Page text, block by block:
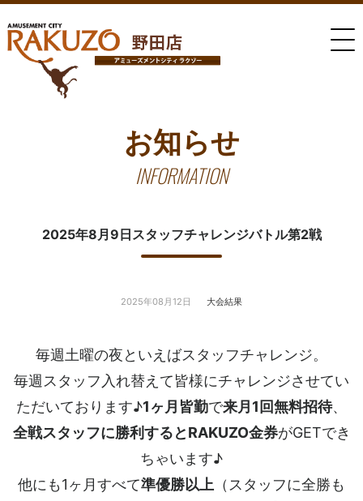
お知らせ
INFORMATION
2025年8月9日スタッフチャレンジバトル第2戦
2025年08月12日 大会結果
毎週土曜の夜といえばスタッフチャレンジ。
毎週スタッフ入れ替えて皆様にチャレンジさせてい
ただいております♪1ヶ月皆勤で来月1回無料招待、
全戦スタッフに勝利するとRAKUZO金券がGETでき
ちゃいます♪
他にも1ヶ月すべて準優勝以上 （スタッフに全勝も